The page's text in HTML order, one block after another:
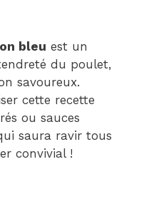
bleu est un
du poulet,
savoureux.
cette recette
ou sauces
saura ravir tous
convivial !